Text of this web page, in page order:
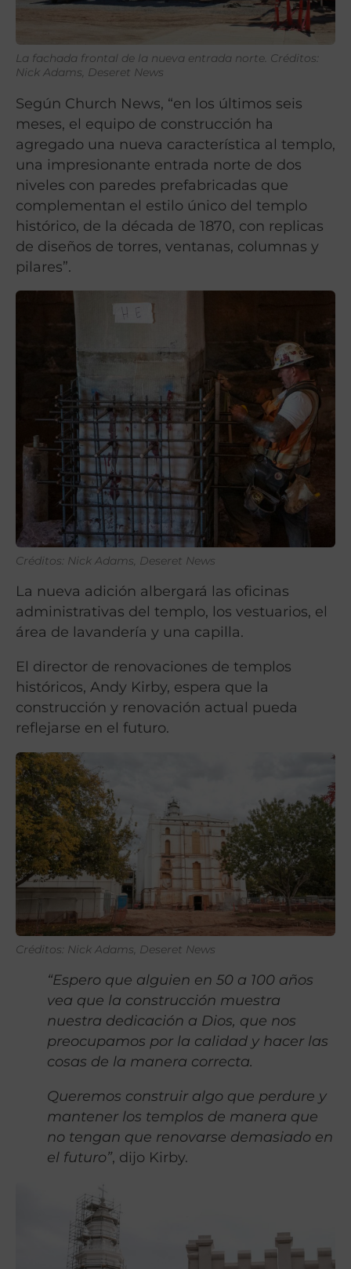
La fachada frontal de la nueva entrada norte. Créditos:
Nick Adams, Deseret News
Según Church News, “en los últimos seis
meses, el equipo de construcción ha
agregado una nueva característica al templo,
una impresionante entrada norte de dos
niveles con paredes prefabricadas que
complementan el estilo único del templo
histórico, de la década de 1870, con replicas
de diseños de torres, ventanas, columnas y
pilares”.
Créditos: Nick Adams, Deseret News
La nueva adición albergará las oficinas
administrativas del templo, los vestuarios, el
área de lavandería y una capilla.
El director de renovaciones de templos
históricos, Andy Kirby, espera que la
construcción y renovación actual pueda
reflejarse en el futuro.
Créditos: Nick Adams, Deseret News
“Espero que alguien en 50 a 100 años
vea que la construcción muestra
nuestra dedicación a Dios, que nos
preocupamos por la calidad y hacer las
cosas de la manera correcta.
Queremos construir algo que perdure y
mantener los templos de manera que
no tengan que renovarse demasiado en
el futuro”, dijo Kirby.